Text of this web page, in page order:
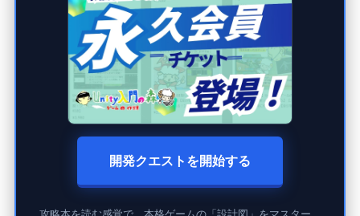
開発クエストを開始する